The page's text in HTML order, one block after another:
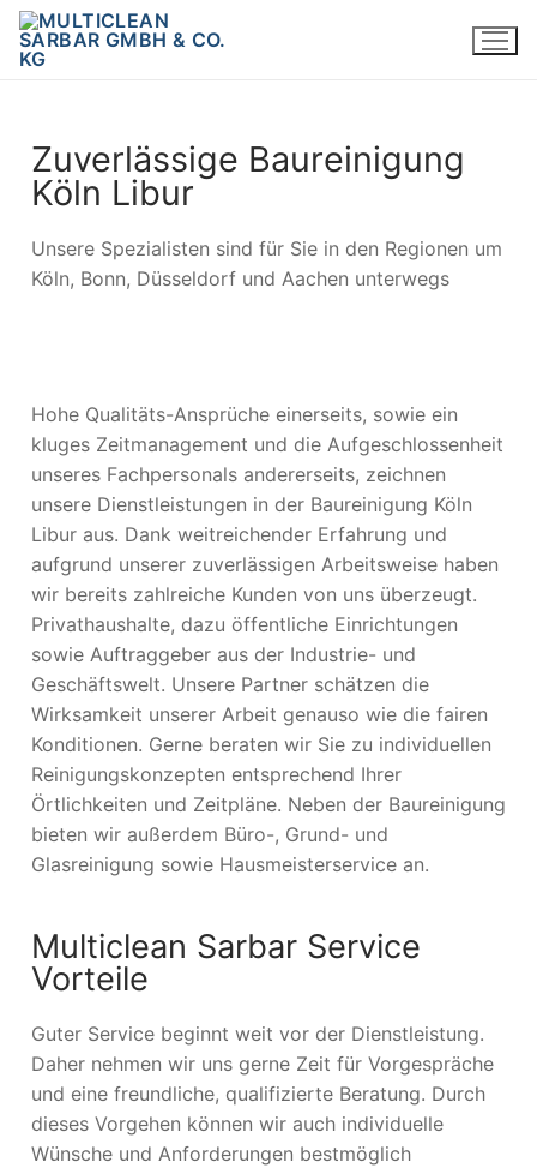
Zuverlässige Baureinigung
Köln Libur
Unsere Spezialisten sind für Sie in den Regionen um
Köln, Bonn, Düsseldorf und Aachen unterwegs
Hohe Qualitäts-Ansprüche einerseits, sowie ein
kluges Zeitmanagement und die Aufgeschlossenheit
unseres Fachpersonals andererseits, zeichnen
unsere Dienstleistungen in der Baureinigung Köln
Libur aus. Dank weitreichender Erfahrung und
aufgrund unserer zuverlässigen Arbeitsweise haben
wir bereits zahlreiche Kunden von uns überzeugt.
Privathaushalte, dazu öffentliche Einrichtungen
sowie Auftraggeber aus der Industrie- und
Geschäftswelt. Unsere Partner schätzen die
Wirksamkeit unserer Arbeit genauso wie die fairen
Konditionen. Gerne beraten wir Sie zu individuellen
Reinigungskonzepten entsprechend Ihrer
Örtlichkeiten und Zeitpläne. Neben der Baureinigung
bieten wir außerdem Büro-, Grund- und
Glasreinigung sowie Hausmeisterservice an.
Multiclean Sarbar Service
Vorteile
Guter Service beginnt weit vor der Dienstleistung.
Daher nehmen wir uns gerne Zeit für Vorgespräche
und eine freundliche, qualifizierte Beratung. Durch
dieses Vorgehen können wir auch individuelle
Wünsche und Anforderungen bestmöglich